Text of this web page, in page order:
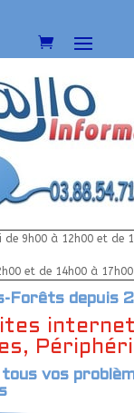
de 9h00 à 12h00 et de
et de 14h00 à 17h00
Forêts depuis
vos